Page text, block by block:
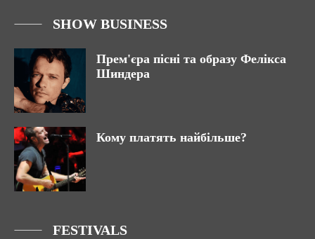
SHOW BUSINESS
Прем'єра пісні та образу Фелікса
Шиндера
Кому платять найбільше?
FESTIVALS